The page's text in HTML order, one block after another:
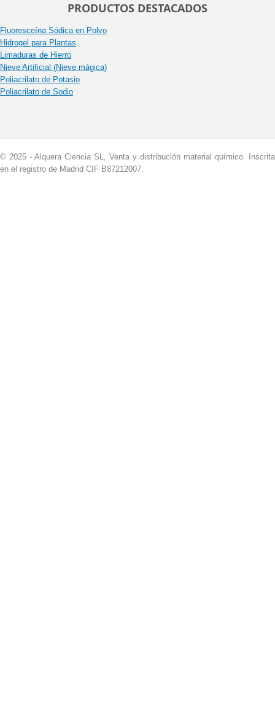
PRODUCTOS DESTACADOS
Fluoresceína Sódica en Polvo
Hidrogel para Plantas
Limaduras de Hierro
Nieve Artificial (Nieve mágica)
Poliacrilato de Potasio
Poliacrilato de Sodio
© 2025 - Alquera Ciencia SL, Venta y distribución material químico. Inscrita
en el registro de Madrid CIF B87212007.